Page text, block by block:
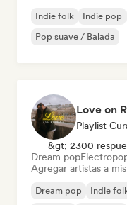
Indie folk Indie pop
Pop suave / Balada
Playlist
&gt; 2300
Dream pop
Agregar artistas a
Dream pop Indie